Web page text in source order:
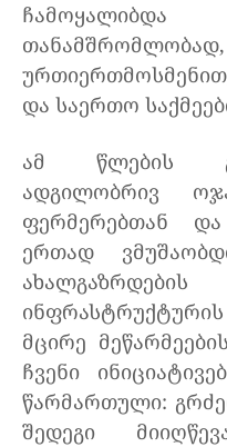
და საერთო
ამ წლების
ადგილობრივ
ფერმერებთან
ერთად
მცირე
ჩვენი
წარმართული:
შედეგი